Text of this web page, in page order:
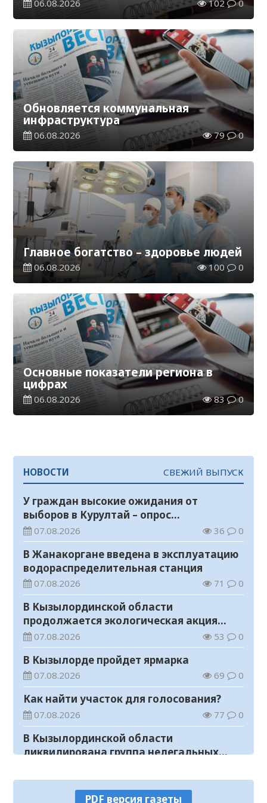
06.08.2026 102 0
Обновляется коммунальная
инфраструктура
06.08.2026 79 0
Главное богатство – здоровье людей
06.08.2026 100 0
Основные показатели региона в
цифрах
06.08.2026 83 0
НОВОСТИ СВЕЖИЙ ВЫПУСК
У граждан высокие ожидания от
выборов в Курултай – опрос
общественного мнения
07.08.2026 36 0
В Жанакоргане введена в эксплуатацию
водораспределительная станция
07.08.2026 71 0
В Кызылординской области
продолжается экологическая акция
«Таза Қазақстан»
07.08.2026 53 0
В Кызылорде пройдет ярмарка
07.08.2026 69 0
Как найти участок для голосования?
07.08.2026 77 0
В Кызылординской области
ликвидирована группа нелегальных
Аким области ознакомился с работой
PDF версия газеты